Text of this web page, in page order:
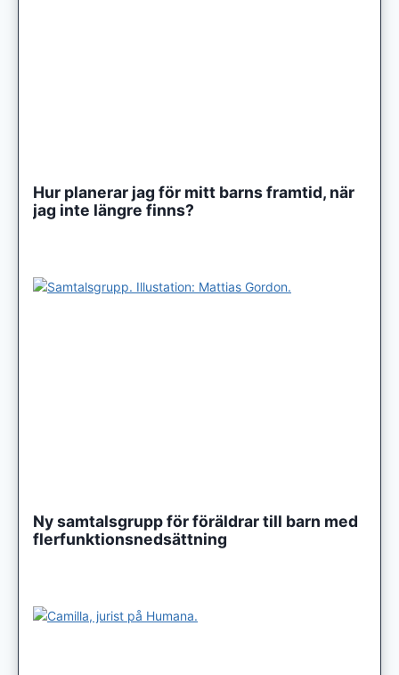
Hur planerar jag för mitt barns framtid, när
jag inte längre finns?
Ny samtalsgrupp för föräldrar till barn med
flerfunktionsnedsättning